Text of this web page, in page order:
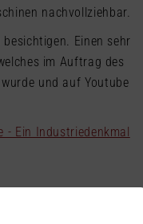
nachvollziehbar.
Einen sehr
im Auftrag des
und auf Youtube
- Ein Industriedenkmal